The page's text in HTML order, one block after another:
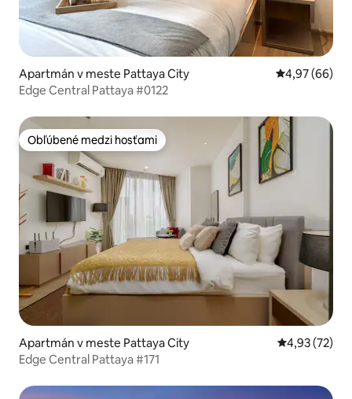
Apartmán v meste Pattaya City Priemerné
4,97 (66)
Edge Central Pattaya #0122
Obľúbené medzi hosťami
Obľúbené medzi hosťami
Apartmán v meste Pattaya City Priemerné
4,93 (72)
Edge Central Pattaya #171